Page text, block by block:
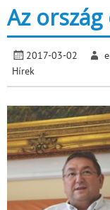
Az
2017-03-02
Hírek